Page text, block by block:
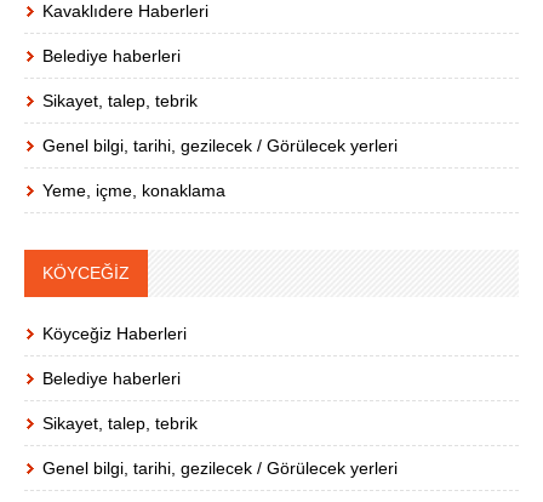
Kavaklıdere Haberleri
Belediye haberleri
Sikayet, talep, tebrik
Genel bilgi, tarihi, gezilecek / Görülecek yerleri
Yeme, içme, konaklama
KÖYCEĞİZ
Köyceğiz Haberleri
Belediye haberleri
Sikayet, talep, tebrik
Genel bilgi, tarihi, gezilecek / Görülecek yerleri